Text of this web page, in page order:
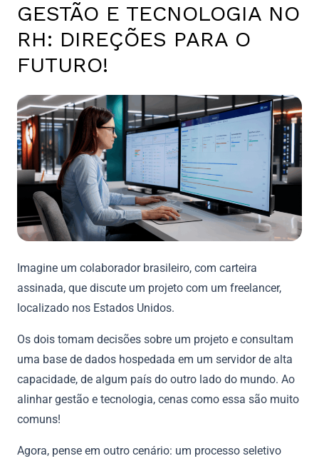
GESTÃO E TECNOLOGIA NO
RH: DIREÇÕES PARA O
FUTURO!
Imagine um colaborador brasileiro, com carteira
assinada, que discute um projeto com um freelancer,
localizado nos Estados Unidos.
Os dois tomam decisões sobre um projeto e consultam
uma base de dados hospedada em um servidor de alta
capacidade, de algum país do outro lado do mundo. Ao
alinhar gestão e tecnologia, cenas como essa são muito
comuns!
Agora, pense em outro cenário: um processo seletivo